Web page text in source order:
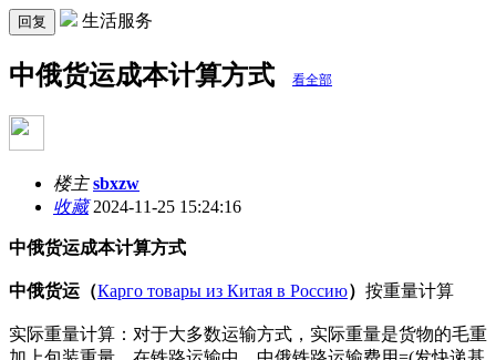
回复 生活服务
中俄货运成本计算方式 看全部
楼主 sbxzw
收藏2024-11-25 15:24:16
中俄货运成本计算方式
中俄货运（Карго товары из Китая в Россию） 按重量计算
实际重量计算：对于大多数运输方式，实际重量是货物的毛重